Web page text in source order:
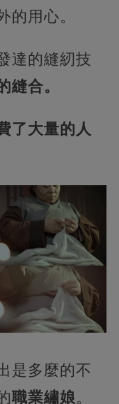
的用心。
達的縫紉技
縫合。
了大量的人
是多麼的不
職業繡娘。